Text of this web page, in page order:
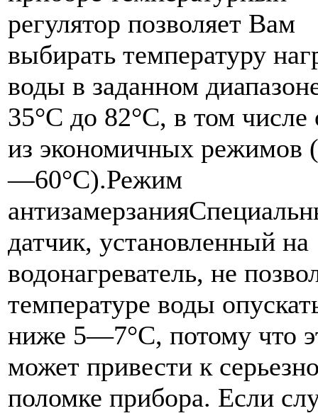
регулятор позволяет Вам
выбирать температуру
воды в заданном
35°C до 82°C, в том числе
из экономичных режимов
—60°C).Режим
датчик, установленный на
водонагреватель, не
температуре воды
ниже 5—7°С, потому что
может привести к
поломке прибора. Если